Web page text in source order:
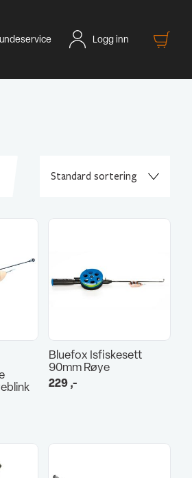
Logg inn
Bluefox Isfiskesett
90mm Røye
229,-